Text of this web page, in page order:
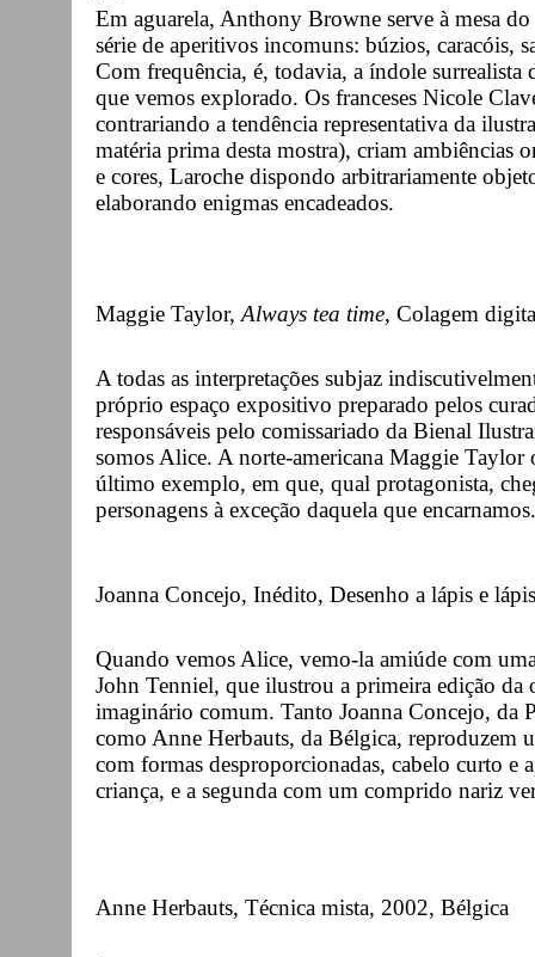
Em aguarela, Anthony Browne serve à mesa
série de aperitivos incomuns: búzios, caracóis,
Com frequência, é, todavia, a índole
que vemos explorado. Os franceses Nicole
contrariando a tendência representativa da
matéria prima desta mostra), criam ambiências
e cores, Laroche dispondo arbitrariamente
elaborando enigmas encadeados.
Maggie Taylor, Always tea time, Colagem
A todas as interpretações subjaz
próprio espaço expositivo preparado pelos
responsáveis pelo comissariado da Bienal
somos Alice. A norte-americana Maggie Taylor
último exemplo, em que, qual protagonista,
personagens à exceção daquela que encarnamos.
Joanna Concejo, Inédito, Desenho a lápis e
Quando vemos Alice, vemo-la amiúde com
John Tenniel, que ilustrou a primeira edição
imaginário comum. Tanto Joanna Concejo, da
como Anne Herbauts, da Bélgica, reproduzem
com formas desproporcionadas, cabelo curto e
criança, e a segunda com um comprido nariz
Anne Herbauts, Técnica mista, 2002, Bélgica